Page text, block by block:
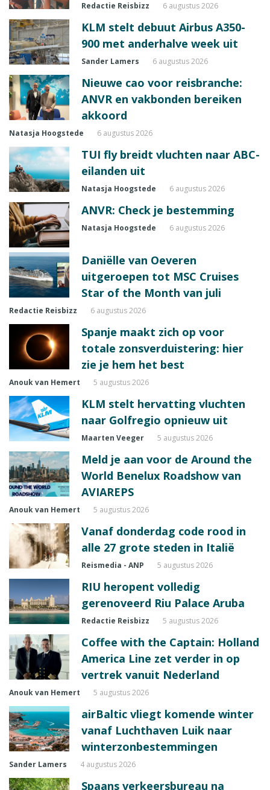
Redactie Reisbizz 6 augustus 2026
KLM stelt debuut Airbus A350-
900 met anderhalve week uit
Sander Lamers 6 augustus 2026
Nieuwe cao voor reisbranche:
ANVR en vakbonden bereiken
akkoord
Natasja Hoogstede 6 augustus 2026
TUI fly breidt vluchten naar ABC-
eilanden uit
Natasja Hoogstede 6 augustus 2026
ANVR: Check je bestemming
Natasja Hoogstede 6 augustus 2026
Daniëlle van Oeveren
uitgeroepen tot MSC Cruises
Star of the Month van juli
Redactie Reisbizz 6 augustus 2026
Spanje maakt zich op voor
totale zonsverduistering: hier
zie je hem het best
Anouk van Hemert 5 augustus 2026
KLM stelt hervatting vluchten
naar Golfregio opnieuw uit
Maarten Veeger 5 augustus 2026
Meld je aan voor de Around the
World Benelux Roadshow van
AVIAREPS
Anouk van Hemert 5 augustus 2026
Vanaf donderdag code rood in
alle 27 grote steden in Italië
Reismedia - ANP 5 augustus 2026
RIU heropent volledig
gerenoveerd Riu Palace Aruba
Redactie Reisbizz 5 augustus 2026
Coffee with the Captain: Holland
America Line zet verder in op
vertrek vanuit Nederland
Anouk van Hemert 5 augustus 2026
airBaltic vliegt komende winter
vanaf Luchthaven Luik naar
winterzonbestemmingen
Sander Lamers 4 augustus 2026
Spaans verkeersbureau na